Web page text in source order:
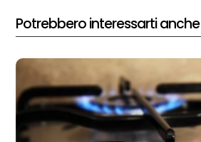
Potrebbero interessarti anche